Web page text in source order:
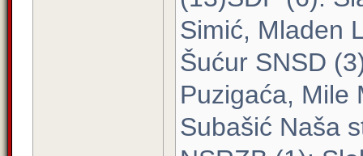
Simić, Mladen
Šućur SNSD
Puzigaća, Mile
Subašić Naša